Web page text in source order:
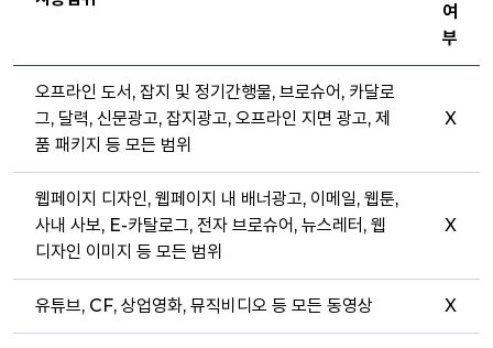
여
부
오프라인 도서, 잡지 및 정기간행물, 브로슈어, 카달로
그, 달력, 신문광고, 잡지광고, 오프라인 지면 광고, 제
품 패키지 등 모든 범위
X
웹페이지 디자인, 웹페이지 내 배너광고, 이메일, 웹툰,
사내 사보, E-카탈로그, 전자 브로슈어, 뉴스레터, 웹
디자인 이미지 등 모든 범위
X
유튜브, CF, 상업영화, 뮤직비디오 등 모든 동영상 X